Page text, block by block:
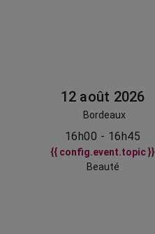
12 août 2026
Bordeaux
16h00 - 16h45
{{ config.event.topic }}
Beauté